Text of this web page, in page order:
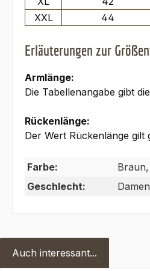
XXL
44
Erläuterungen zur
Armlänge:
Die Tabellenangabe gibt
Rückenlänge:
Der Wert Rückenlänge gilt
Farbe:
Geschlecht:
Damen
Auch interessant...